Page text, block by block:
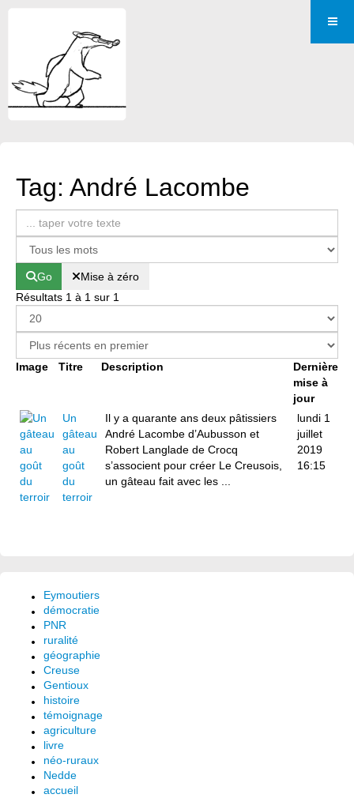
Tag: André Lacombe
Go
Mise à zéro
Résultats 1 à 1 sur 1
Image Titre Description
Dernière
mise à
jour
Un
gâteau
au
goût
du
terroir
Il y a quarante ans deux pâtissiers
André Lacombe d’Aubusson et
Robert Langlade de Crocq
s’associent pour créer Le Creusois,
un gâteau fait avec les ...
lundi 1
juillet
2019
16:15
Eymoutiers
démocratie
PNR
ruralité
géographie
Creuse
Gentioux
histoire
témoignage
agriculture
livre
néo-ruraux
Nedde
accueil